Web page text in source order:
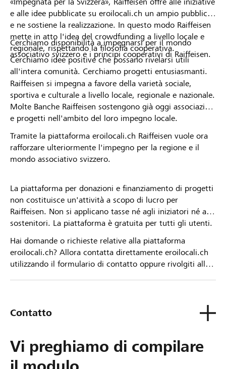
e alle idee pubblicate su eroilocali.ch un ampio pubblico
e ne sostiene la realizzazione. In questo modo Raiffeisen
mette in atto l'idea del crowdfunding a livello locale e
regionale, rispettando la filosofia cooperativa.
Cerchiamo idee positive che possano rivelarsi utili
all'intera comunità. Cerchiamo progetti entusiasmanti.
Cerchiamo disponibilità a impegnarsi per il mondo
associativo svizzero e i principi cooperativi di Raiffeisen.
Raiffeisen si impegna a favore della varietà sociale,
sportiva e culturale a livello locale, regionale e nazionale.
Molte Banche Raiffeisen sostengono già oggi associazioni
e progetti nell'ambito del loro impegno locale.
Tramite la piattaforma eroilocali.ch Raiffeisen vuole ora
rafforzare ulteriormente l'impegno per la regione e il
mondo associativo svizzero.
La piattaforma per donazioni e finanziamento di progetti
non costituisce un'attività a scopo di lucro per
Raiffeisen. Non si applicano tasse né agli iniziatori né ai
sostenitori. La piattaforma è gratuita per tutti gli utenti.
Hai domande o richieste relative alla piattaforma
eroilocali.ch? Allora contatta direttamente eroilocali.ch
utilizzando il formulario di contatto oppure rivolgiti alla
Contatto
Vi preghiamo di compilare